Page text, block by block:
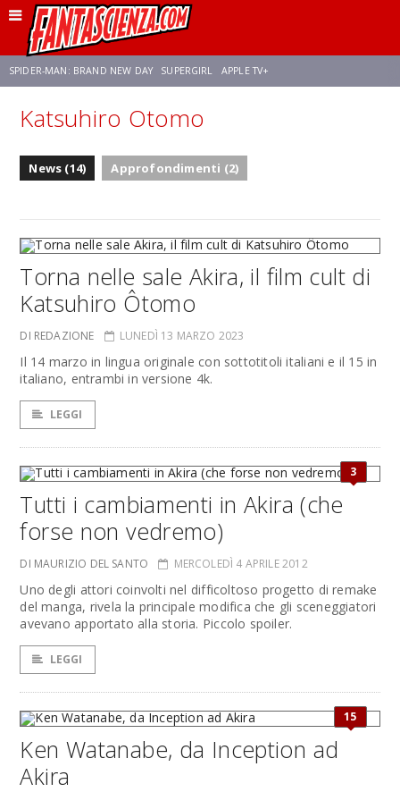
SPIDER-MAN: BRAND NEW DAY SUPERGIRL APPLE TV+
FRANCO RICCIARDIELLO ZENDAYA STAR TREK
Katsuhiro Otomo
News (14) Approfondimenti (2)
Torna nelle sale Akira, il film cult di
Katsuhiro Ôtomo
DI REDAZIONE LUNEDÌ 13 MARZO 2023
Il 14 marzo in lingua originale con sottotitoli italiani e il 15 in
italiano, entrambi in versione 4k.
LEGGI
3
Tutti i cambiamenti in Akira (che
forse non vedremo)
DI MAURIZIO DEL SANTO MERCOLEDÌ 4 APRILE 2012
Uno degli attori coinvolti nel difficoltoso progetto di remake
del manga, rivela la principale modifica che gli sceneggiatori
avevano apportato alla storia. Piccolo spoiler.
LEGGI
15
Ken Watanabe, da Inception ad
Akira